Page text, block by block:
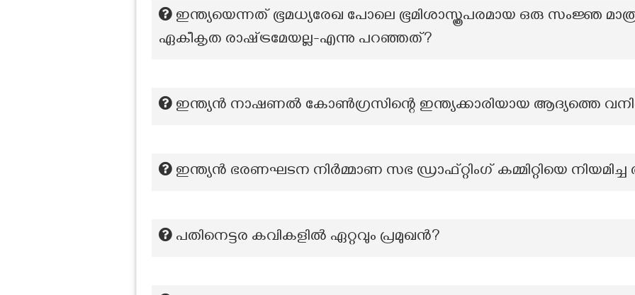
ഇന്ത്യയെന്നത് ഭൂമധ്യരേഖ പോലെ ഭൂമിശാസ്ത്രപരമായ ഒരു സംജ്ഞ
ഏകീകൃത രാഷ്‌ട്രമേയല്ല-എന്നു പറഞ്ഞത്?
ഇന്ത്യൻ നാഷണൽ കോൺഗ്രസിന്റെ ഇന്ത്യക്കാരിയായ ആദ്യത്തെ
ഇന്ത്യൻ ഭരണഘടന നിർമ്മാണ സഭ ഡ്രാഫ്റ്റിംഗ് കമ്മിറ്റിയെ നിയമിച്ച
പതിനെട്ടര കവികളിൽ ഏറ്റവും പ്രമുഖൻ?